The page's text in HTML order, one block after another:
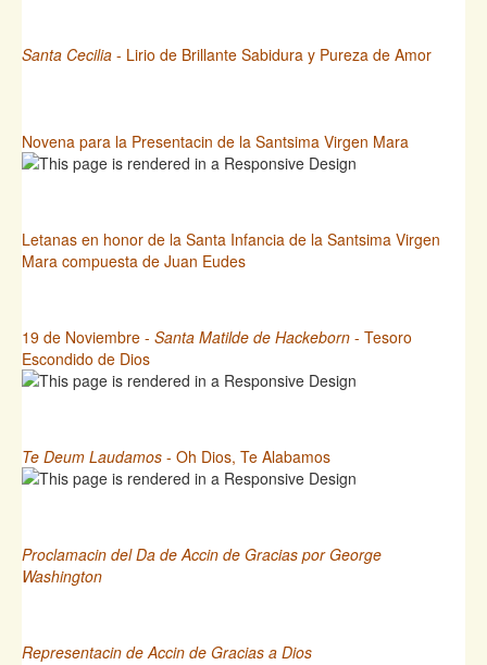
Santa Cecilia - Lirio de Brillante Sabidura y Pureza de Amor
Novena para la Presentacin de la Santsima Virgen Mara
Letanas en honor de la Santa Infancia de la Santsima Virgen
Mara compuesta de Juan Eudes
19 de Noviembre - Santa Matilde de Hackeborn - Tesoro
Escondido de Dios
Te Deum Laudamos - Oh Dios, Te Alabamos
Proclamacin del Da de Accin de Gracias por George
Washington
Representacin de Accin de Gracias a Dios